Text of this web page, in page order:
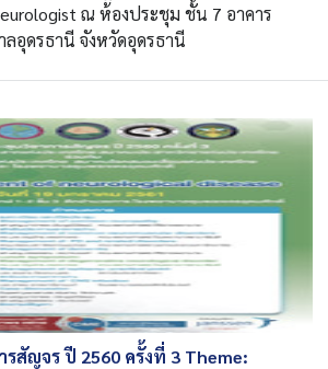
ณ ห้องประชุม ชั้น 7 อาคาร
ลอุดรธานี จังหวัดอุดรธานี
สัญจร ปี 2560 ครั้งที่ 3 Theme: